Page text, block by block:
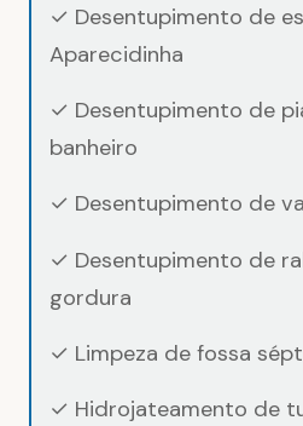
✓ Desentupimento de
Aparecidinha
✓ Desentupimento de
banheiro
✓ Desentupimento de
✓ Desentupimento de
gordura
✓ Limpeza de fossa
✓ Hidrojateamento de